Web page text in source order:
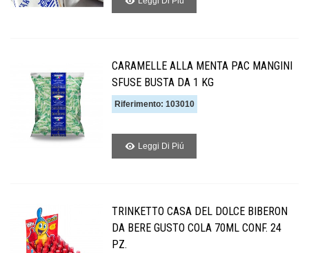
CARAMELLE ALLA MENTA PAC MANGINI
SFUSE BUSTA DA 1 KG
Riferimento: 103010
Leggi Di Piú
TRINKETTO CASA DEL DOLCE BIBERON
DA BERE GUSTO COLA 70ML CONF. 24
PZ.